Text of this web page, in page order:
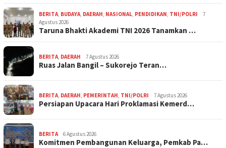
BERITA, BUDAYA, DAERAH, NASIONAL, PENDIDIKAN, TNI/POLRI
7
Agustus 2026
Taruna Bhakti Akademi TNI 2026 Tanamkan …
BERITA, DAERAH 7 Agustus 2026
Ruas Jalan Bangil – Sukorejo Teran…
BERITA, DAERAH, PEMERINTAH, TNI/POLRI 7 Agustus 2026
Persiapan Upacara Hari Proklamasi Kemerd…
BERITA 6 Agustus 2026
Komitmen Pembangunan Keluarga, Pemkab Pa…